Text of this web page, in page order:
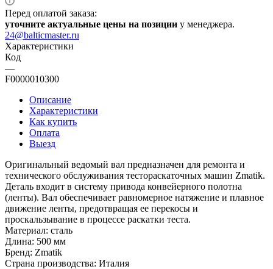
Перед оплатой заказа:
уточните актуальные цены на позиции у менеджера.
24@balticmaster.ru
Характеристики
Код
—
F0000010300
Описание
Характеристики
Как купить
Оплата
Выезд
Оригинальный ведомый вал предназначен для ремонта и
технического обслуживания тестораскаточных машин Zmatik.
Деталь входит в систему привода конвейерного полотна
(ленты). Вал обеспечивает равномерное натяжение и плавное
движение ленты, предотвращая ее перекосы и
проскальзывание в процессе раскатки теста.
Материал: сталь
Длина: 500 мм
Бренд: Zmatik
Страна производства: Италия